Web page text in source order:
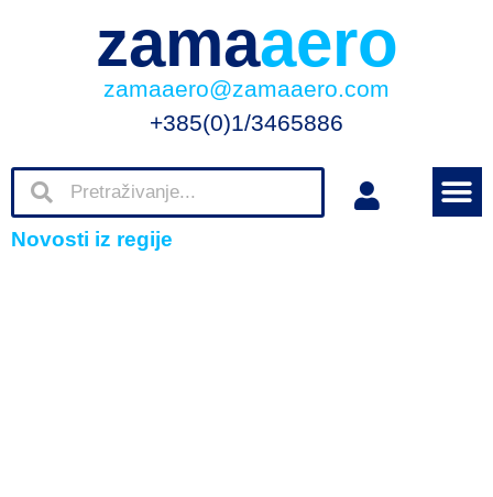
zamaaero
zamaaero@zamaaero.com
+385(0)1/3465886
Novosti iz regije